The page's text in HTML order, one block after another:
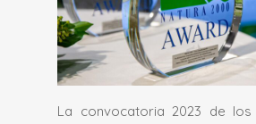
La convocatoria 2023 de los